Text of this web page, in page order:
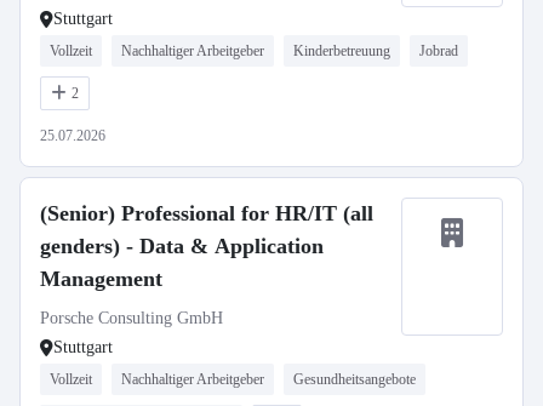
Stuttgart
Vollzeit Nachhaltiger Arbeitgeber Kinderbetreuung Jobrad
2
25.07.2026
(Senior) Professional for HR/IT (all
genders) - Data & Application
Management
Porsche Consulting GmbH
Stuttgart
Vollzeit Nachhaltiger Arbeitgeber Gesundheitsangebote